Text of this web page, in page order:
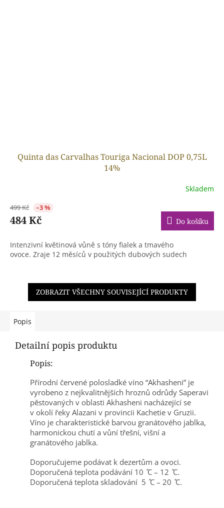
Quinta das Carvalhas Touriga Nacional DOP 0,75L
14%
Skladem
499 Kč –3 %
484 Kč Do košíku
Intenzivní květinová vůně s tóny fialek a tmavého
ovoce. Zraje 12 měsíců v použitých dubových sudech
ZOBRAZIT VŠECHNY SOUVISEJÍCÍ PRODUKTY
Popis
Detailní popis produktu
Popis:
Přírodní červené polosladké víno “Akhasheni” je
vyrobeno z nejkvalitnějších hroznů odrůdy Saperavi
pěstovaných v oblasti Akhasheni nacházející se
v okolí řeky Alazani v provincii Kachetie v Gruzii.
Víno je charakteristické barvou granátového jablka,
harmonickou chutí a vůní třešní, višní a
granátového jablka.
Doporučujeme podávat k dezertům a ovoci.
Doporučená teplota podávání 10 ̊C – 12 ̊C.
Doporučená teplota skladování 5 ̊C – 20 ̊C.